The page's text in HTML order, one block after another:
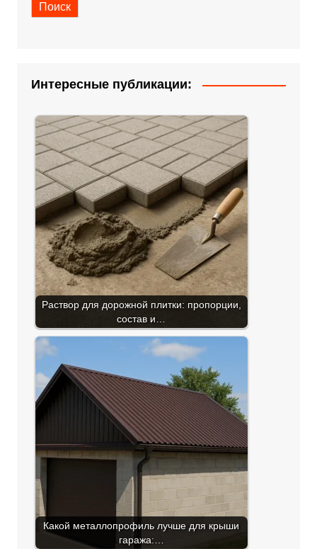
Поиск
Интересные публикации:
Раствор для дорожной плитки: пропорции,
состав и…
Какой металлопрофиль лучше для крыши
гаража:…